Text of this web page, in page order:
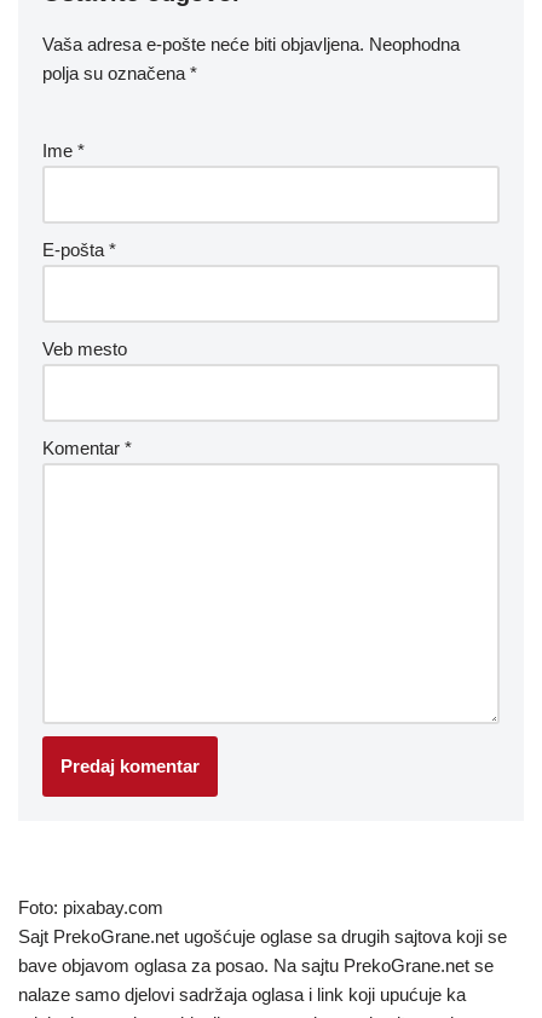
Vaša adresa e-pošte neće biti objavljena. Neophodna
polja su označena *
Ime *
E-pošta *
Veb mesto
Komentar *
Foto: pixabay.com
Sajt PrekoGrane.net ugošćuje oglase sa drugih sajtova koji se
bave objavom oglasa za posao. Na sajtu PrekoGrane.net se
nalaze samo djelovi sadržaja oglasa i link koji upućuje ka